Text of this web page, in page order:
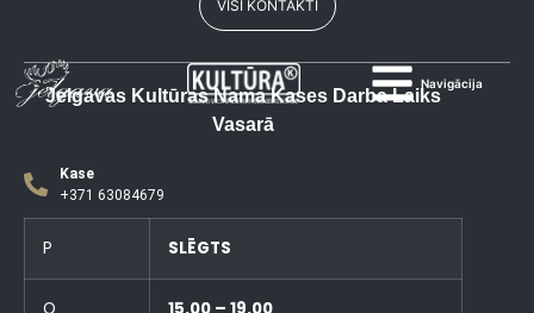
Navigācija
VISI KONTAKTI
Jelgavas Kultūras Nama Kases Darba Laiks
Vasarā
Kase
+371 63084679
P SLĒGTS